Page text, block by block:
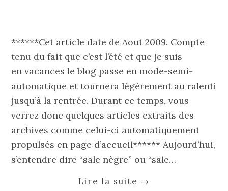
******Cet article date de Aout 2009. Compte
tenu du fait que c’est l’été et que je suis
en vacances le blog passe en mode-semi-
automatique et tournera légèrement au ralenti
jusqu’à la rentrée. Durant ce temps, vous
verrez donc quelques articles extraits des
archives comme celui-ci automatiquement
propulsés en page d’accueil****** Aujourd’hui,
s’entendre dire “sale nègre” ou “sale…
Lire la suite →